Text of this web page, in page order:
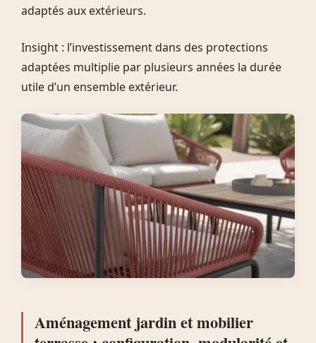
adaptés aux extérieurs.
Insight : l’investissement dans des protections
adaptées multiplie par plusieurs années la durée
utile d’un ensemble extérieur.
Aménagement jardin et mobilier